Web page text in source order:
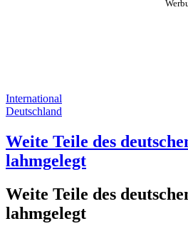
International
Deutschland
Weite Teile des
lahmgelegt
Weite Teile des
lahmgelegt